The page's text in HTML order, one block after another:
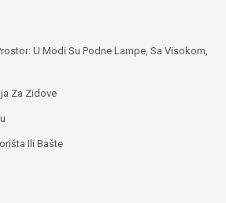
U Modi Su Podne Lampe, Sa Visokom,
Za Zidove
Ili Bašte